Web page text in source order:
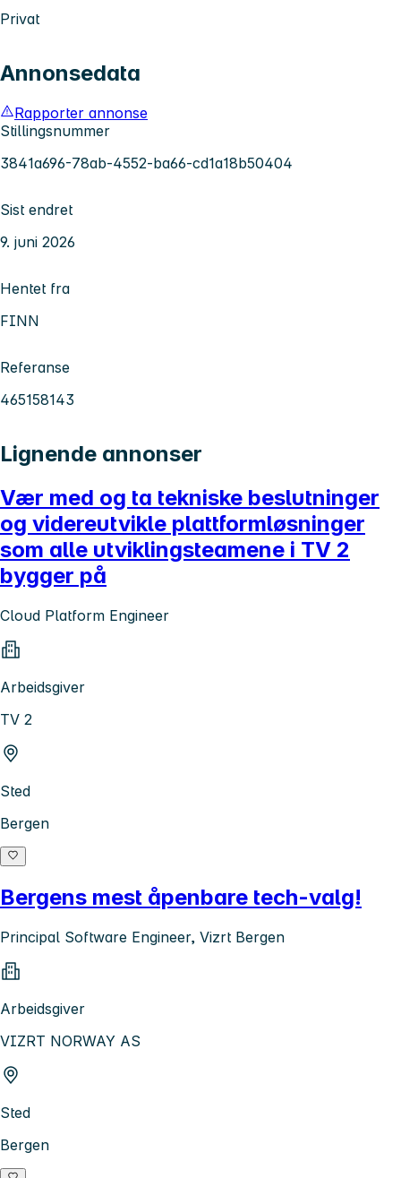
Privat
Annonsedata
Rapporter annonse
Stillingsnummer
3841a696-78ab-4552-ba66-cd1a18b50404
Sist endret
9. juni 2026
Hentet fra
FINN
Referanse
465158143
Lignende annonser
Vær med og ta tekniske beslutninger
og videreutvikle plattformløsninger
som alle utviklingsteamene i TV 2
bygger på
Cloud Platform Engineer
Arbeidsgiver
TV 2
Sted
Bergen
Bergens mest åpenbare tech-valg!
Principal Software Engineer, Vizrt Bergen
Arbeidsgiver
VIZRT NORWAY AS
Sted
Bergen